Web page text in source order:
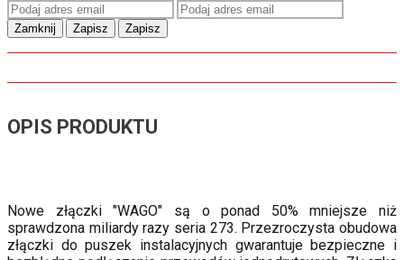
Zamknij Zapisz Zapisz
OPIS PRODUKTU
Nowe złączki "WAGO" są o ponad 50% mniejsze niż
sprawdzona miliardy razy seria 273. Przezroczysta obudowa
złączki do puszek instalacyjnych gwarantuje bezpieczne i